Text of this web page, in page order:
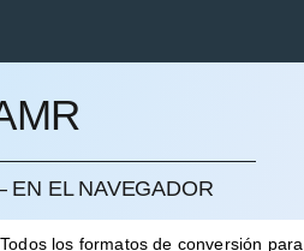
EN EL NAVEGADOR
Todos los formatos de conversión para